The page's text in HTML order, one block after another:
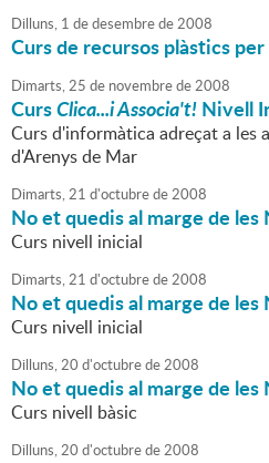
Dilluns, 1 dedesembrede2008
Curs de recursos plàstics
Dimarts,25 de novembrede2008
CursClica...i Associa't!Nivell
Curs d'informàtica adreçat a les
d'Arenys de Mar
Dimarts,21 d'octubrede2008
No et quedis al marge de les
Curs nivell inicial
Dimarts,21 d'octubrede2008
No et quedis al marge de les
Curs nivell inicial
Dilluns,20 d'octubrede2008
No et quedis al marge de les
Curs nivell bàsic
Dilluns,20 d'octubrede2008